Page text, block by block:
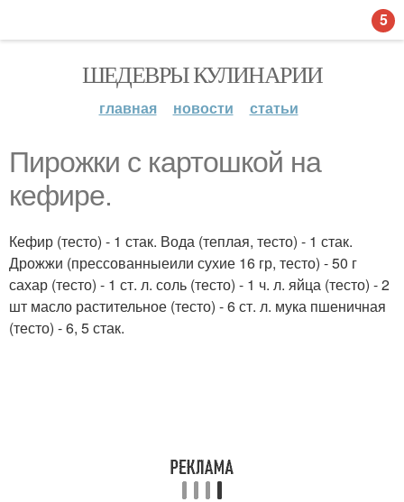
ШЕДЕВРЫ КУЛИНАРИИ
главная новости статьи
Пирожки с картошкой на
кефире.
Кефир (тесто) - 1 стак. Вода (теплая, тесто) - 1 стак.
Дрожжи (прессованныеили сухие 16 гр, тесто) - 50 г
сахар (тесто) - 1 ст. л. соль (тесто) - 1 ч. л. яйца (тесто) - 2
шт масло растительное (тесто) - 6 ст. л. мука пшеничная
(тесто) - 6, 5 стак.
5